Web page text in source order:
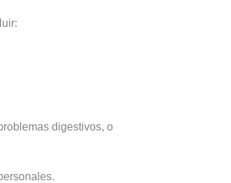
digestivos, o